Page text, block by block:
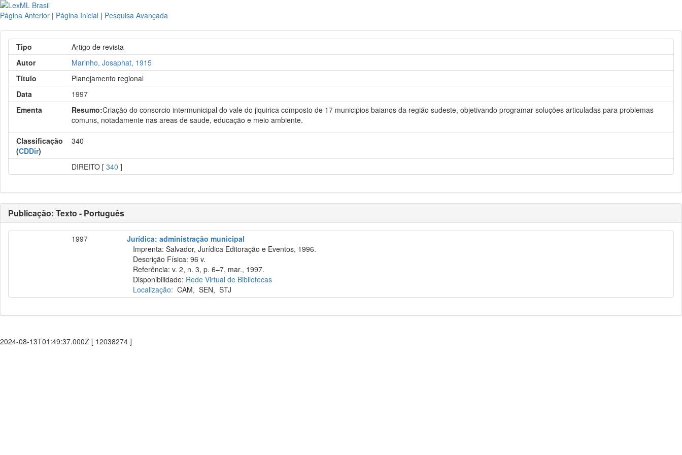
Página Anterior | Página Inicial | Pesquisa Avançada
Tipo
Artigo de revista
Autor
Marinho, Josaphat, 1915
Título
Planejamento regional
Data
1997
Ementa
Resumo:Criação do consorcio intermunicipal do vale do jiquirica composto de 17 municipios baianos da região sudeste, objetivando programar soluções articuladas para problemas
comuns, notadamente nas areas de saude, educação e meio ambiente.
Classificação
(CDDir)
340
DIREITO [340 ]
Publicação: Texto - Português
1997
Jurídica: administração municipal
Imprenta: Salvador, Jurídica Editoração e Eventos, 1996.
Descrição Física: 96 v.
Referência: v. 2, n. 3, p. 6–7, mar., 1997.
Disponibilidade: Rede Virtual de Bibliotecas
Localização: CAM,SEN,STJ
2024-08-13T01:49:37.000Z [ 12038274 ]